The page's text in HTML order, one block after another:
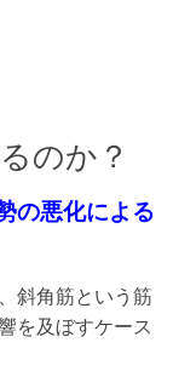
のか？
の悪化による
斜角筋という筋
を及ぼすケース